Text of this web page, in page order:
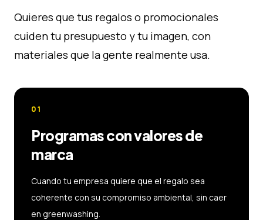
Quieres que tus regalos o promocionales
cuiden tu presupuesto y tu imagen, con
materiales que la gente realmente usa.
01
Programas con valores de
marca
Cuando tu empresa quiere que el regalo sea
coherente con su compromiso ambiental, sin caer
en greenwashing.